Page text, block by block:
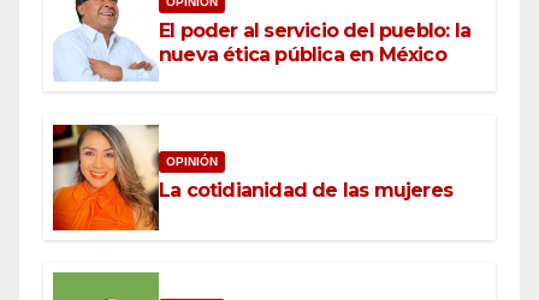
El poder al servicio del pueblo: la
nueva ética pública en México
OPINIÓN
La cotidianidad de las mujeres